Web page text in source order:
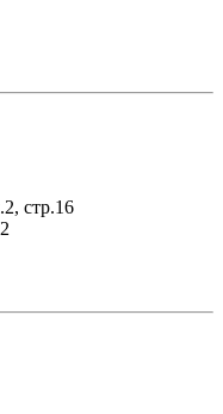
стр.16